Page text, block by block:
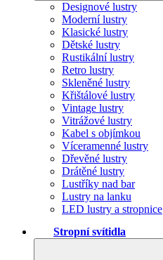
Designové lustry
Moderní lustry
Klasické lustry
Dětské lustry
Rustikální lustry
Retro lustry
Skleněné lustry
Křištálové lustry
Vintage lustry
Vitrážové lustry
Kabel s objímkou
Víceramenné lustry
Dřevěné lustry
Drátěné lustry
Lustříky nad bar
Lustry na lanku
LED lustry a stropnice
Stropní svítidla